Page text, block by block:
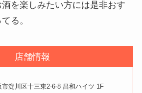
を楽しみたい方には是非おす
る。
店舗情報
淀川区十三東2-6-8 昌和ハイツ 1F